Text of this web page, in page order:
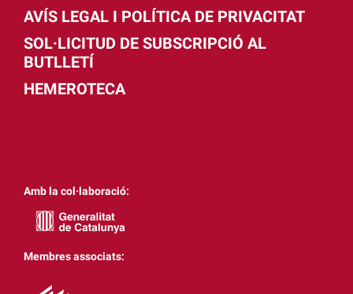
AVÍS LEGAL I POLÍTICA DE PRIVACITAT
SOL·LICITUD DE SUBSCRIPCIÓ AL
BUTLLETÍ
HEMEROTECA
Amb la col·laboració:
Membres associats: